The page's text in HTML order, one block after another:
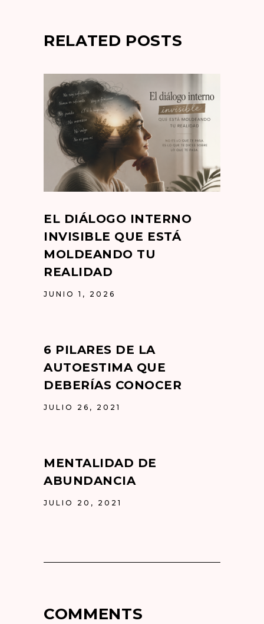
RELATED POSTS
EL DIÁLOGO INTERNO
INVISIBLE QUE ESTÁ
MOLDEANDO TU
REALIDAD
JUNIO 1, 2026
6 PILARES DE LA
AUTOESTIMA QUE
DEBERÍAS CONOCER
JULIO 26, 2021
MENTALIDAD DE
ABUNDANCIA
JULIO 20, 2021
COMMENTS